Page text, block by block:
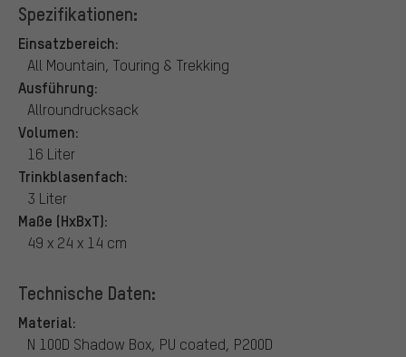
Spezifikationen:
Einsatzbereich:
All Mountain, Touring & Trekking
Ausführung:
Allroundrucksack
Volumen:
16 Liter
Trinkblasenfach:
3 Liter
Maße (HxBxT):
49 x 24 x 14 cm
Technische Daten:
Material:
N 100D Shadow Box, PU coated, P200D